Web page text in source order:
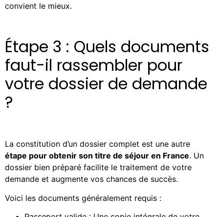
convient le mieux.
Étape 3 : Quels documents
faut-il rassembler pour
votre dossier de demande
?
La constitution d’un dossier complet est une autre
étape pour obtenir son titre de séjour en France. Un
dossier bien préparé facilite le traitement de votre
demande et augmente vos chances de succès.
Voici les documents généralement requis :